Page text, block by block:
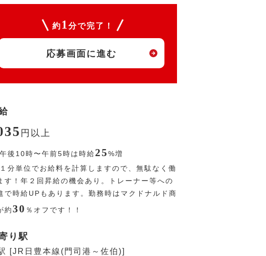
約 1 分で完了！
応募画面に進む
円 以上
午後10時〜午前5時は時給25%増
１分単位でお給料を計算しますので、無駄なく働
す！年２回昇給の機会あり。トレーナー等への
で時給UPもあります。勤務時はマクドナルド商
約30 ％ オフです！！
り駅
[JR日豊本線(門司港～佐伯)]